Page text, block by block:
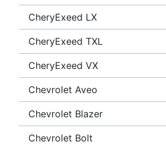
CheryExeed LX
CheryExeed TXL
CheryExeed VX
Chevrolet Aveo
Chevrolet Blazer
Chevrolet Bolt